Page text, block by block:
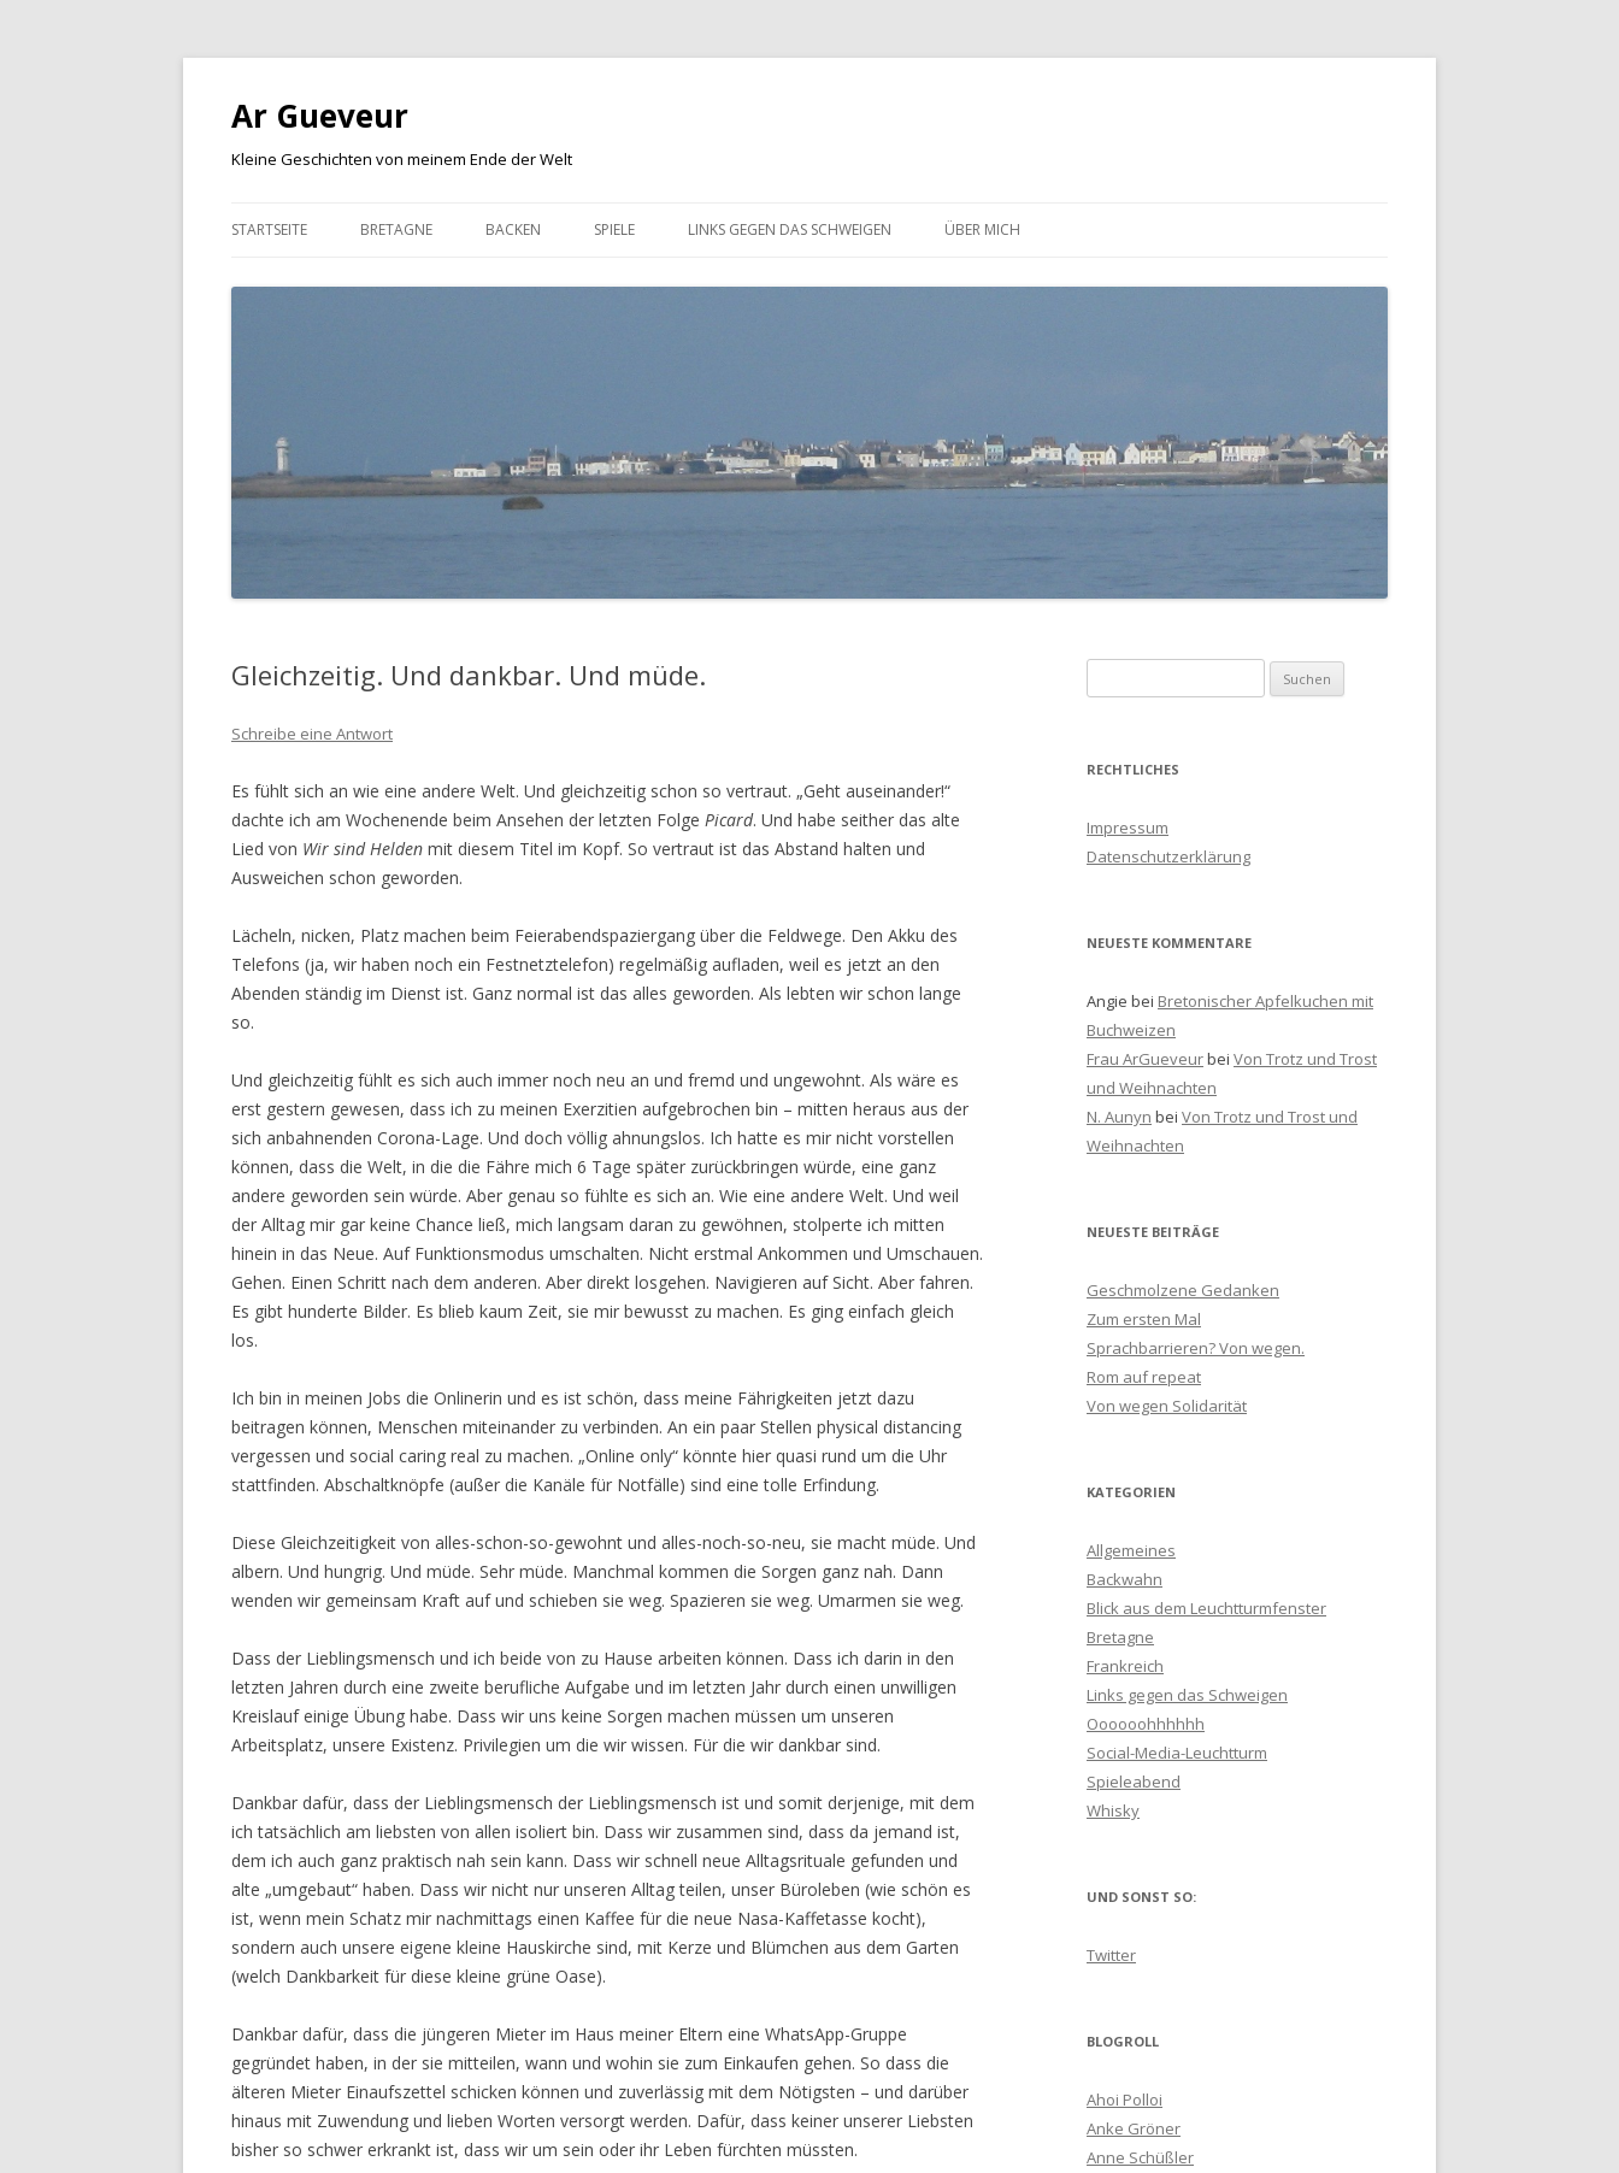
Ar Gueveur
Kleine Geschichten von meinem Ende der Welt
zum
STARTSEITE BRETAGNE BACKEN SPIELE LINKS GEGEN DAS SCHWEIGEN ÜBER MICH
Gleichzeitig. Und dankbar. Und müde.
Schreibe eine Antwort
Es fühlt sich an wie eine andere Welt. Und gleichzeitig schon so vertraut. „Geht auseinander!“
dachte ich am Wochenende beim Ansehen der letzten Folge Picard. Und habe seither das alte
Lied von Wir sind Helden mit diesem Titel im Kopf. So vertraut ist das Abstand halten und
Ausweichen schon geworden.
Lächeln, nicken, Platz machen beim Feierabendspaziergang über die Feldwege. Den Akku des
Telefons (ja, wir haben noch ein Festnetztelefon) regelmäßig aufladen, weil es jetzt an den
Abenden ständig im Dienst ist. Ganz normal ist das alles geworden. Als lebten wir schon lange
so.
Und gleichzeitig fühlt es sich auch immer noch neu an und fremd und ungewohnt. Als wäre es
erst gestern gewesen, dass ich zu meinen Exerzitien aufgebrochen bin – mitten heraus aus der
sich anbahnenden Corona-Lage. Und doch völlig ahnungslos. Ich hatte es mir nicht vorstellen
können, dass die Welt, in die die Fähre mich 6 Tage später zurückbringen würde, eine ganz
andere geworden sein würde. Aber genau so fühlte es sich an. Wie eine andere Welt. Und weil
der Alltag mir gar keine Chance ließ, mich langsam daran zu gewöhnen, stolperte ich mitten
hinein in das Neue. Auf Funktionsmodus umschalten. Nicht erstmal Ankommen und Umschauen.
Gehen. Einen Schritt nach dem anderen. Aber direkt losgehen. Navigieren auf Sicht. Aber fahren.
Es gibt hunderte Bilder. Es blieb kaum Zeit, sie mir bewusst zu machen. Es ging einfach gleich
los.
Ich bin in meinen Jobs die Onlinerin und es ist schön, dass meine Fährigkeiten jetzt dazu
beitragen können, Menschen miteinander zu verbinden. An ein paar Stellen physical distancing
vergessen und social caring real zu machen. „Online only“ könnte hier quasi rund um die Uhr
stattfinden. Abschaltknöpfe (außer die Kanäle für Notfälle) sind eine tolle Erfindung.
Diese Gleichzeitigkeit von alles-schon-so-gewohnt und alles-noch-so-neu, sie macht müde. Und
albern. Und hungrig. Und müde. Sehr müde. Manchmal kommen die Sorgen ganz nah. Dann
wenden wir gemeinsam Kraft auf und schieben sie weg. Spazieren sie weg. Umarmen sie weg.
Dass der Lieblingsmensch und ich beide von zu Hause arbeiten können. Dass ich darin in den
letzten Jahren durch eine zweite berufliche Aufgabe und im letzten Jahr durch einen unwilligen
Kreislauf einige Übung habe. Dass wir uns keine Sorgen machen müssen um unseren
Arbeitsplatz, unsere Existenz. Privilegien um die wir wissen. Für die wir dankbar sind.
Dankbar dafür, dass der Lieblingsmensch der Lieblingsmensch ist und somit derjenige, mit dem
ich tatsächlich am liebsten von allen isoliert bin. Dass wir zusammen sind, dass da jemand ist,
dem ich auch ganz praktisch nah sein kann. Dass wir schnell neue Alltagsrituale gefunden und
alte „umgebaut“ haben. Dass wir nicht nur unseren Alltag teilen, unser Büroleben (wie schön es
ist, wenn mein Schatz mir nachmittags einen Kaffee für die neue Nasa-Kaffetasse kocht),
sondern auch unsere eigene kleine Hauskirche sind, mit Kerze und Blümchen aus dem Garten
(welch Dankbarkeit für diese kleine grüne Oase).
Dankbar dafür, dass die jüngeren Mieter im Haus meiner Eltern eine WhatsApp-Gruppe
gegründet haben, in der sie mitteilen, wann und wohin sie zum Einkaufen gehen. So dass die
älteren Mieter Einaufszettel schicken können und zuverlässig mit dem Nötigsten – und darüber
hinaus mit Zuwendung und lieben Worten versorgt werden. Dafür, dass keiner unserer Liebsten
bisher so schwer erkrankt ist, dass wir um sein oder ihr Leben fürchten müssten.
u
RECHTLICHES
Impressum
Datenschutzerklärung
NEUESTE KOMMENTARE
Angie bei Bretonischer Apfelkuchen mit
Buchweizen
Frau ArGueveurbei Von Trotz und Trost
und Weihnachten
N. Aunyn bei Von Trotz und Trost und
Weihnachten
NEUESTE BEITRÄGE
Geschmolzene Gedanken
Zum ersten Mal
Sprachbarrieren? Von wegen.
Rom auf repeat
Von wegen Solidarität
KATEGORIEN
Allgemeines
Backwahn
Blick aus dem Leuchtturmfenster
Bretagne
Frankreich
Links gegen das Schweigen
Oooooohhhhhh
Social-Media-Leuchtturm
Spieleabend
Whisky
UND SONST SO:
Twitter
BLOGROLL
Ahoi Polloi
Anke Gröner
Anne Schüßler